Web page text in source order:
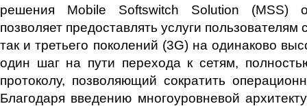
решения Mobile Softswitch Solution (MSS)
позволяет предоставлять услуги пользователям
так и третьего поколений (3G) на одинаково
один шаг на пути перехода к сетям,
протоколу, позволяющий сократить
Благодаря введению многоуровневой